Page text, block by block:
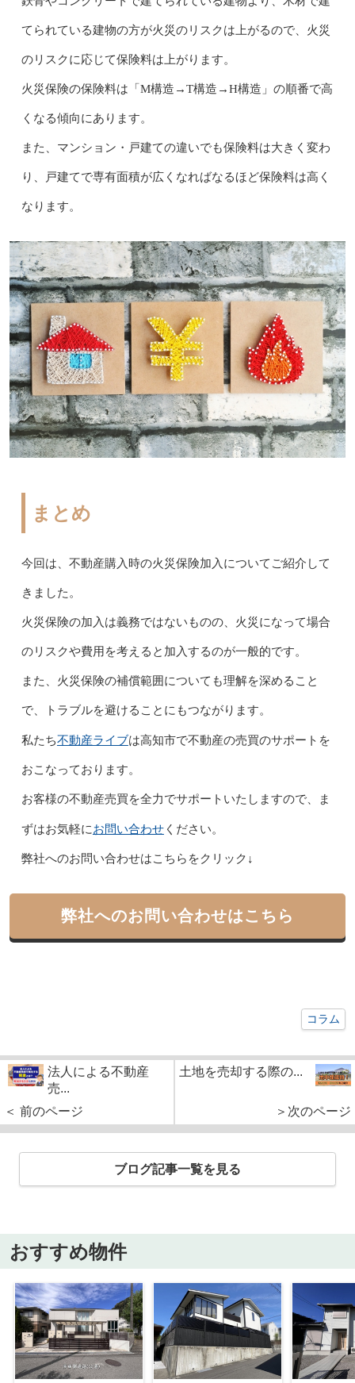
てられている建物の方が火災のリスクは上がるので、火災
のリスクに応じて保険料は上がります。
火災保険の保険料は「M構造→T構造→H構造」の順番で高
くなる傾向にあります。
また、マンション・戸建ての違いでも保険料は大きく変わ
り、戸建てで専有面積が広くなればなるほど保険料は高く
なります。
まとめ
今回は、不動産購入時の火災保険加入についてご紹介して
きました。
火災保険の加入は義務ではないものの、火災になって場合
のリスクや費用を考えると加入するのが一般的です。
また、火災保険の補償範囲についても理解を深めること
で、トラブルを避けることにもつながります。
私たち不動産ライブは高知市で不動産の売買のサポートを
おこなっております。
お客様の不動産売買を全力でサポートいたしますので、ま
ずはお気軽にお問い合わせください。
弊社へのお問い合わせはこちらをクリック↓
弊社へのお問い合わせはこちら
コラム
法人による不動産
売...
＜ 前のページ
土地を売却する際の...
＞次のページ
ブログ記事一覧を見る
おすすめ物件